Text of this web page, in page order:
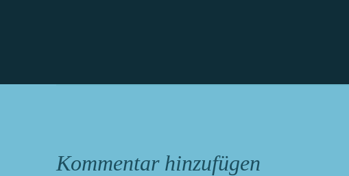
Kommentar hinzufügen